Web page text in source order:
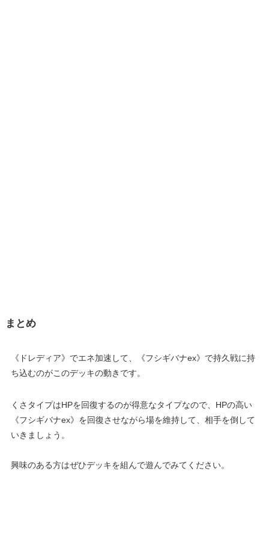
まとめ
《ドレディア》でエネ加速して、《フシギバナex》で持久戦に持
ち込むのがこのデッキの動きです。
くさタイプはHPを回復するのが得意なタイプなので、HPの高い
《フシギバナex》を回復させながら場を維持して、相手を倒して
いきましょう。
興味のある方はぜひデッキを組んで遊んでみてください。